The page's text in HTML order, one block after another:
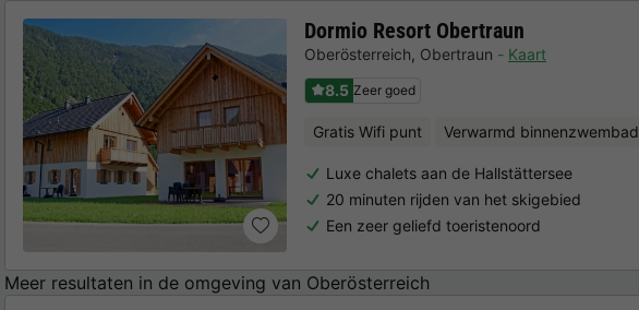
Dormio Resort Obertraun
Oberösterreich, Obertraun
Kaart
8.5 Zeer goed
Gratis Wifi punt Verwarmd binnenzwembad
Luxe chalets aan de Hallstättersee
20 minuten rijden van het skigebied
Een zeer geliefd toeristenoord
Meer resultaten in de omgeving van Oberösterreich